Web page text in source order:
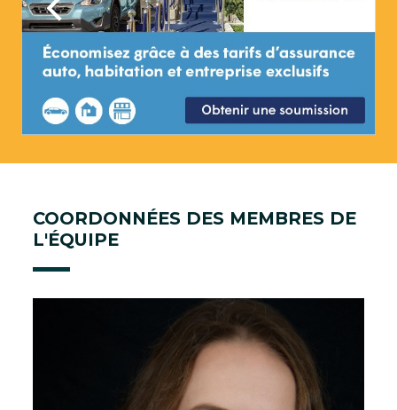
Précédent
COORDONNÉES DES MEMBRES DE
L'ÉQUIPE